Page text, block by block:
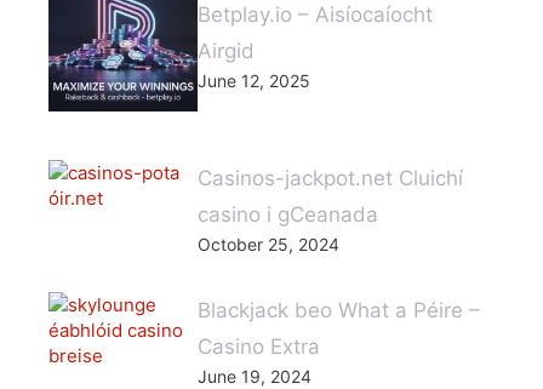
Betplay.io – Aisíocaíocht
Airgid
June 12, 2025
Casinos-jackpot.net Cluichí
casino i gCeanada
October 25, 2024
Blackjack beo What a Péire –
Casino Extra
June 19, 2024